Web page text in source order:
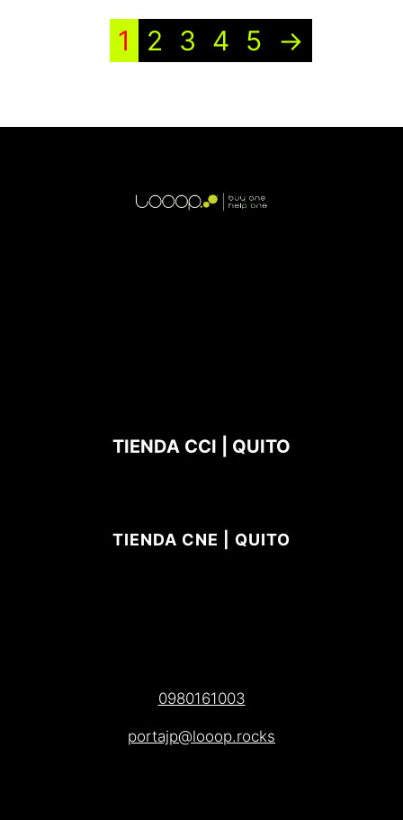
1 2 3 4 5 →
TIENDA CCI | QUITO
TIENDA CNE | QUITO
0980161003
portajp@looop.rocks